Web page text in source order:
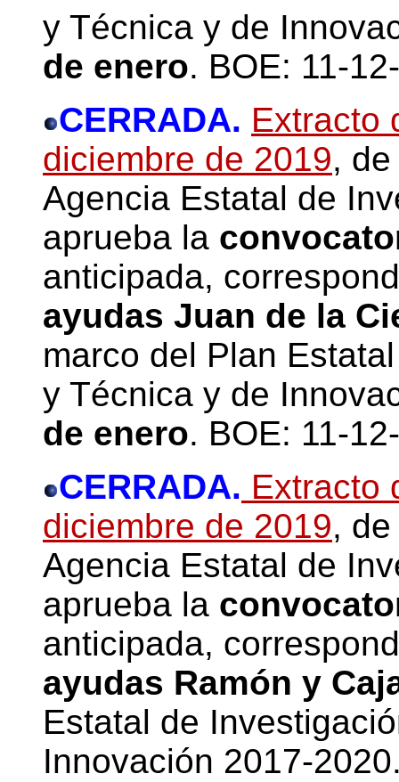
y Técnica y de
de enero. BOE: 11-
CERRADA. Extracto
diciembre de 2019,
Agencia Estatal de
aprueba la
anticipada,
ayudas Juan de la
marco del Plan
y Técnica y de
de enero. BOE: 11-
CERRADA. Extracto
diciembre de 2019,
Agencia Estatal de
aprueba la
anticipada,
ayudas Ramón y
Estatal de
Innovación 2017-